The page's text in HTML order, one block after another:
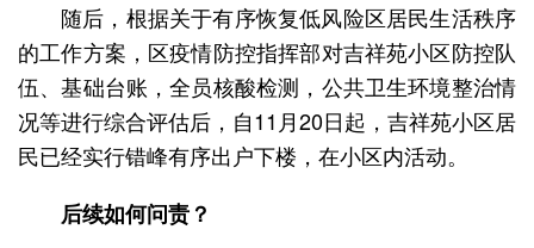
随后，根据关于有序恢复低风险区居民生活秩序
的工作方案，区疫情防控指挥部对吉祥苑小区防控队
伍、基础台账，全员核酸检测，公共卫生环境整治情
况等进行综合评估后，自11月20日起，吉祥苑小区居
民已经实行错峰有序出户下楼，在小区内活动。
后续如何问责？